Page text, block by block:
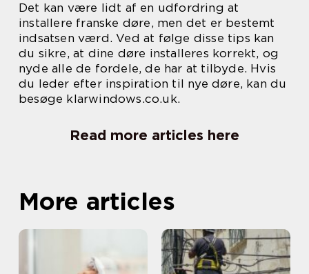
Det kan være lidt af en udfordring at
installere franske døre, men det er bestemt
indsatsen værd. Ved at følge disse tips kan
du sikre, at dine døre installeres korrekt, og
nyde alle de fordele, de har at tilbyde. Hvis
du leder efter inspiration til nye døre, kan du
besøge klarwindows.co.uk.
Read more articles here
More articles